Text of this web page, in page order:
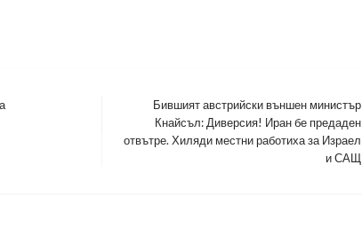
Next
Бившият австрийски външен министър
Кнайсъл: Диверсия! Иран бе предаден
отвътре. Хиляди местни работиха за Израел
и САЩ